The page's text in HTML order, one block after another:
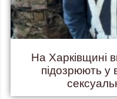
На Харківщині
підозрюють у